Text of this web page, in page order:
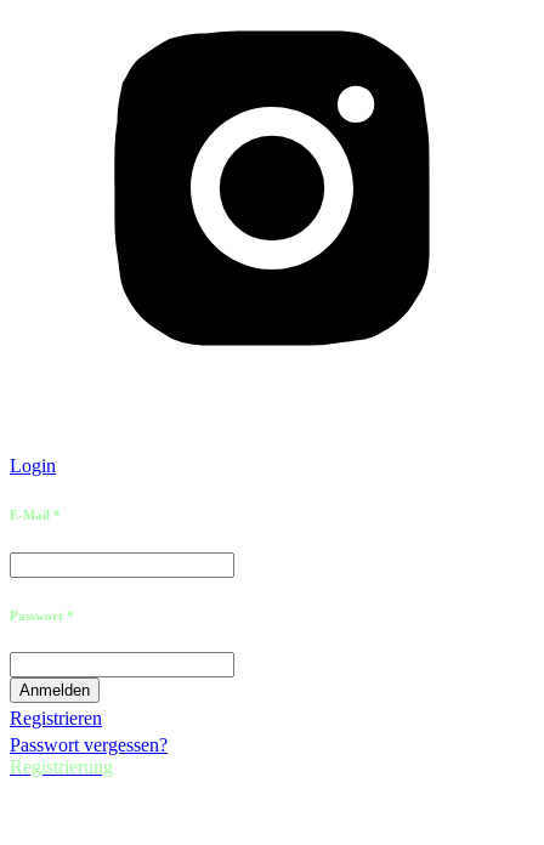
Login
E-Mail *
Passwort *
Registrieren
Passwort vergessen?
Registrierung